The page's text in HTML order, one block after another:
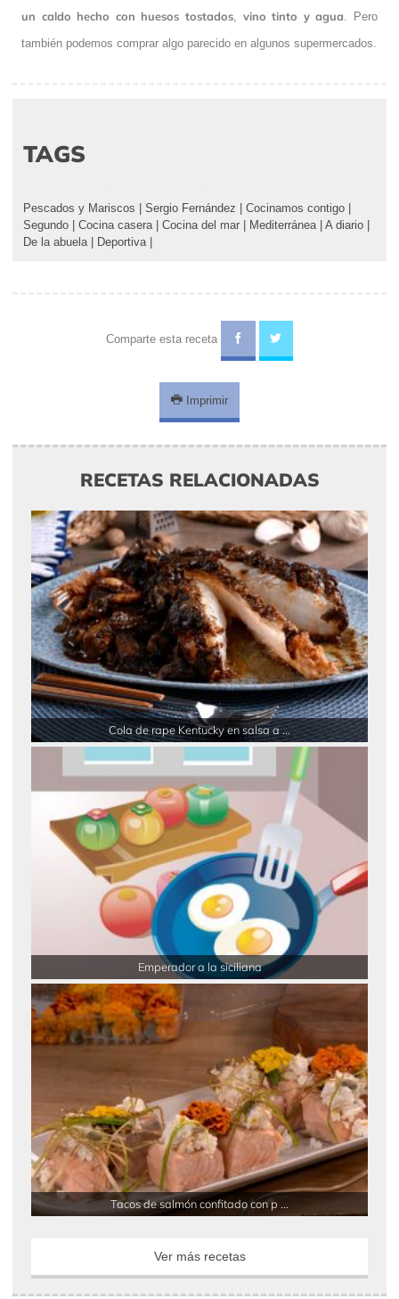
un caldo hecho con huesos tostados vino tinto y agua . Pero
también podemos comprar algo parecido en algunos supermercados.
TAGS
Pescados y Mariscos | Sergio Fernández | Cocinamos contigo |
Segundo | Cocina casera | Cocina del mar | Mediterránea | A diario |
De la abuela | Deportiva |
Comparte esta receta
Imprimir
RECETAS RELACIONADAS
Cola de rape Kentucky en salsa a ...
Emperador a la siciliana
Tacos de salmón confitado con p ...
Ver más recetas